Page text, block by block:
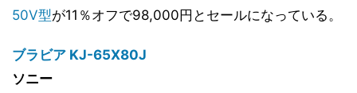
50V型が11％オフで98,000円とセールになっている。
ブラビア KJ-65X80J
ソニー